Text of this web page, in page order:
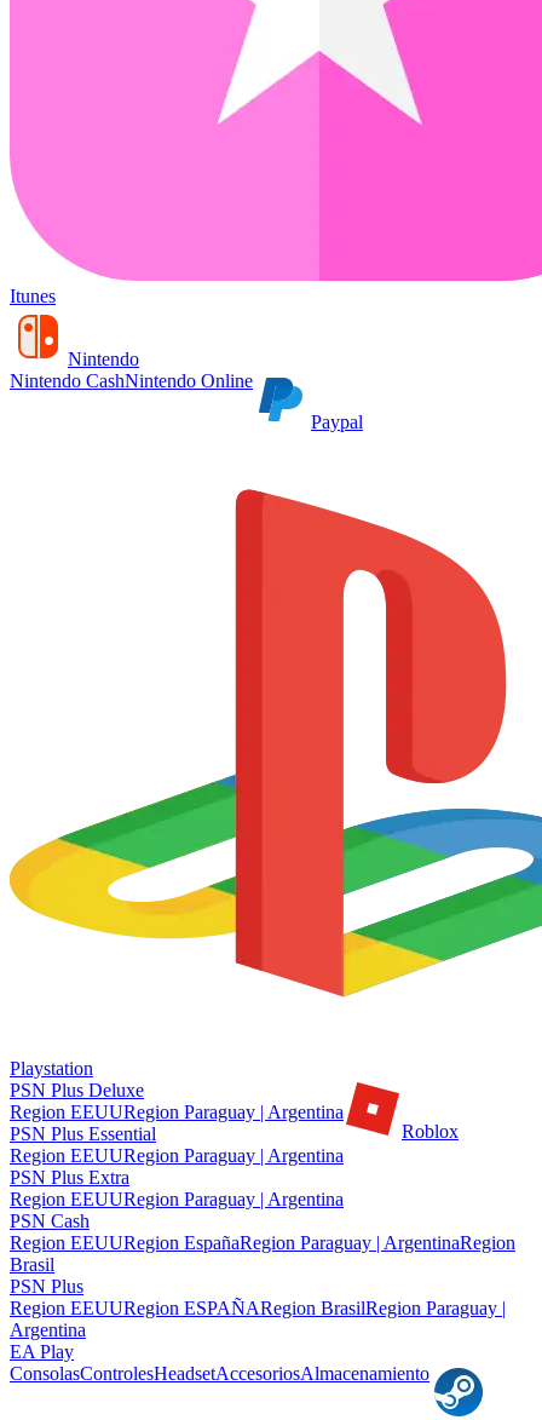
Itunes
Nintendo
Nintendo CashNintendo Online
Paypal
Playstation
PSN Plus Deluxe
Region EEUURegion Paraguay | Argentina
PSN Plus Essential
Region EEUURegion Paraguay | Argentina
PSN Plus Extra
Region EEUURegion Paraguay | Argentina
PSN Cash
Region EEUURegion EspañaRegion Paraguay | ArgentinaRegion
Brasil
PSN Plus
Region EEUURegion ESPAÑARegion BrasilRegion Paraguay |
Argentina
EA Play
ConsolasControlesHeadsetAccesoriosAlmacenamiento
Roblox